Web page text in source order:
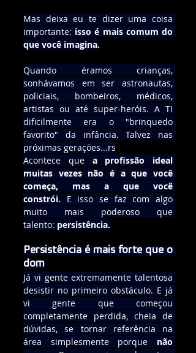
Mas deixa eu te dizer uma coisa
importante: isso é mais comum do
que você imagina.
Quando éramos crianças,
sonhávamos em ser astronautas,
policiais, bombeiros, médicos,
artistas ou até super-heróis. A TI
dificilmente era o "brinquedo
favorito" da infância. Talvez nas
próximas gerações...rs
Acontece que a profissão ideal
muitas vezes não é a que você
começa, mas a que você
constrói. E isso se faz com algo
muito mais poderoso que
talento: persistência.
Persistência é mais forte que o
dom
Já vi gente extremamente talentosa
desistir no primeiro obstáculo. E já
vi gente que começou
completamente perdida, cheia de
dúvidas, se tornar referência na
área simplesmente porque não